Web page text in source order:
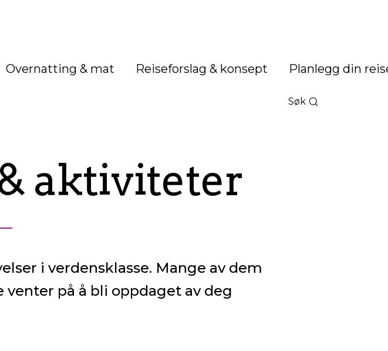
Overnatting & mat Reiseforslag & konsept Planlegg din
Søk
aktiviteter
i verdensklasse. Mange av dem
på å bli oppdaget av deg